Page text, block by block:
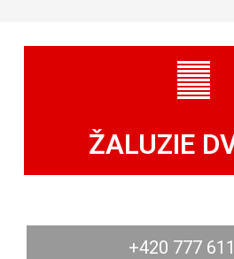
ŽALUZIE
+420 777